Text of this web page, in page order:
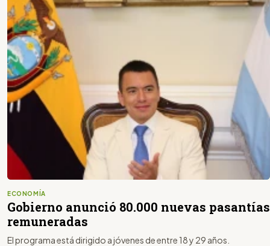
ECONOMÍA
Gobierno anunció 80.000 nuevas pasantías
remuneradas
El programa está dirigido a jóvenes de entre 18 y 29 años.